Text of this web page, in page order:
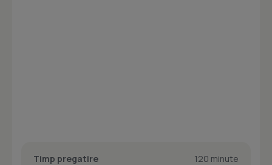
Timp pregatire
120 minute